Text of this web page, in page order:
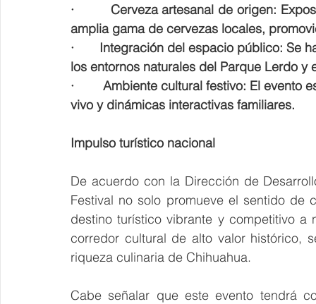
·         Cerveza artesanal de origen:
amplia gama de cervezas locales,
·       Integración del espacio público:
los entornos naturales del Parque Lerdo y
·        Ambiente cultural festivo: El
vivo y dinámicas interactivas familiares.
Impulso turístico nacional
De acuerdo con la Dirección de
Festival no solo promueve el sentido
destino turístico vibrante y competitivo a
corredor cultural de alto valor histórico,
riqueza culinaria de Chihuahua.
Cabe señalar que este evento tendrá